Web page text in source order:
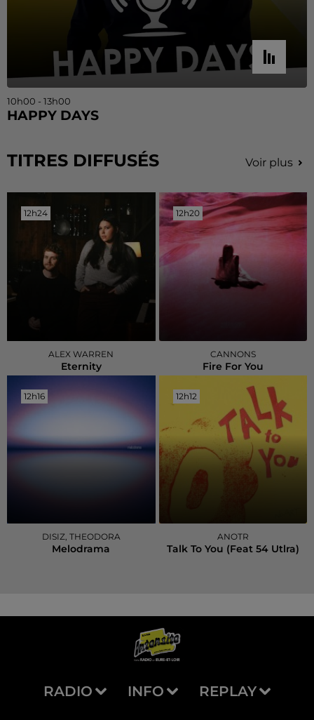
10h00 - 13h00
HAPPY DAYS
TITRES DIFFUSÉS Voir plus
12h24
12h24
ALEX WARREN
Eternity
12h20
12h20
CANNONS
Fire For You
12h16
12h16
DISIZ, THEODORA
Melodrama
12h12
12h12
ANOTR
Talk To You (feat 54 Utlra)
RADIO INFO REPLAY